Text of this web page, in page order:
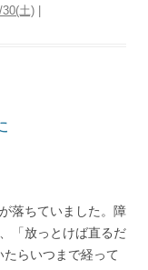
土)
落ちていました。障
「放っとけば直るだ
らいつまで経って